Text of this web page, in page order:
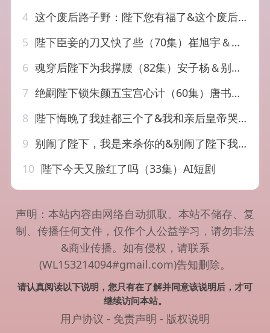
4 这个废后路子野：陛下您有福了&这个废后路子野陛下您有福了（80集）AI短剧
5 陛下臣妾的刀又快了些（70集）崔旭宇＆杨晨璐
6 魂穿后陛下为我撑腰（82集）安子杨＆别琳（张琴）
7 绝嗣陛下锁朱颜五宝宫心计（60集）唐书亚&王晓诗
8 陛下悔晚了我娃都三个了&我和亲后皇帝哭成了烧水壶（70集）田杨&朱艺雯
9 别闹了陛下，我是来杀你的&别闹了陛下我是来杀你的（30集）AI短剧
10 陛下今天又脸红了吗（33集）AI短剧
声明：本站内容由网络自动抓取。本站不储存、复
制、传播任何文件，仅作个人公益学习，请勿非法
&商业传播。如有侵权，请联系
(WL153214094#gmail.com)告知删除。
请认真阅读以下说明，您只有在了解并同意该说明后，才可
继续访问本站。
用户协议 - 免责声明 - 版权说明